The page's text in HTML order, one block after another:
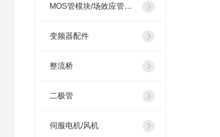
MOS管模块/场效应管模块
变频器配件
整流桥
二极管
伺服电机/风机